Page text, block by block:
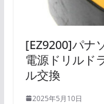
[EZ9200]パナ
電源ドリルド
ル交換
2025年5月10日